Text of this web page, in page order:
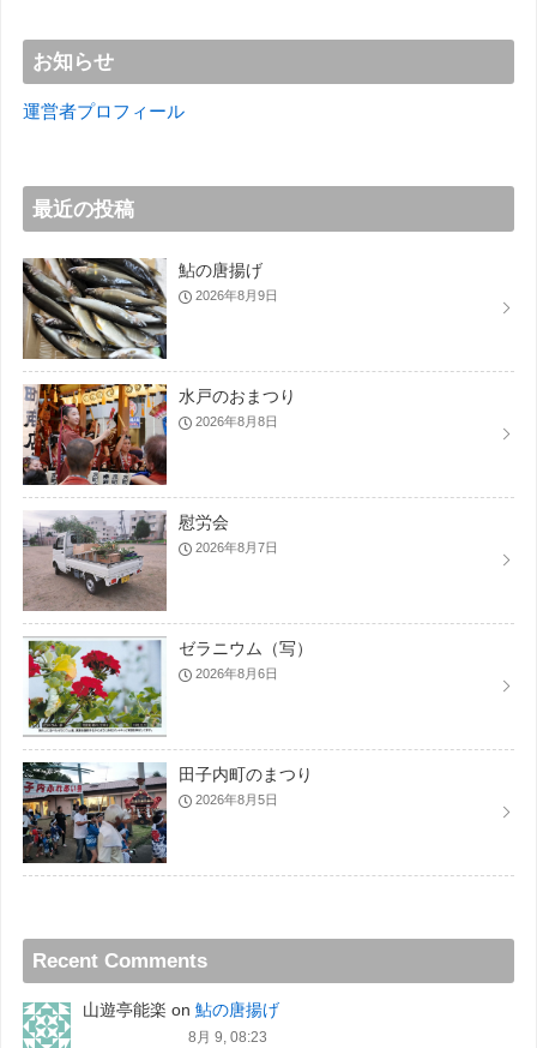
お知らせ
運営者プロフィール
最近の投稿
鮎の唐揚げ
2026年8月9日
水戸のおまつり
2026年8月8日
慰労会
2026年8月7日
ゼラニウム（写）
2026年8月6日
田子内町のまつり
2026年8月5日
Recent Comments
山遊亭能楽 on 鮎の唐揚げ
8月 9, 08:23